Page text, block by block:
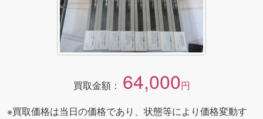
買取金額： 64,000円
※買取価格は当日の価格であり、状態等により価格変動す